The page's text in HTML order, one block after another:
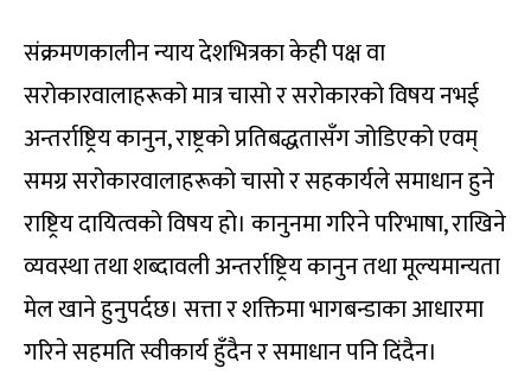
संक्रमणकालीन न्याय देशभित्रका केही पक्ष वा
सरोकारवालाहरूको मात्र चासो र सरोकारको विषय नभई
अन्तर्राष्ट्रिय कानुन, राष्ट्रको प्रतिबद्धतासँग जोडिएको एवम्
समग्र सरोकारवालाहरूको चासो र सहकार्यले समाधान हुने
राष्ट्रिय दायित्वको विषय हो। कानुनमा गरिने परिभाषा, राखिने
व्यवस्था तथा शब्दावली अन्तर्राष्ट्रिय कानुन तथा मूल्यमान्यता
मेल खाने हुनुपर्दछ। सत्ता र शक्तिमा भागबन्डाका आधारमा
गरिने सहमति स्वीकार्य हुँदैन र समाधान पनि दिंदैन।